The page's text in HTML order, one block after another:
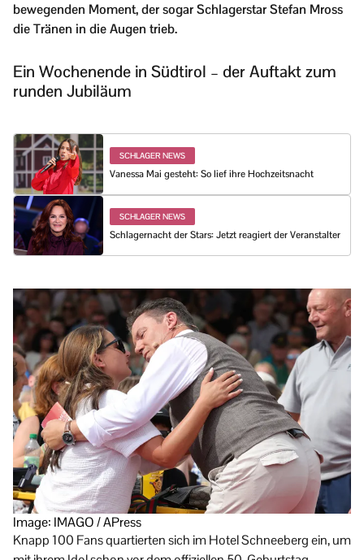
bewegenden Moment, der sogar Schlagerstar Stefan Mross
die Tränen in die Augen trieb.
Ein Wochenende in Südtirol – der Auftakt zum
runden Jubiläum
SCHLAGER NEWS
Vanessa Mai gesteht: So lief ihre Hochzeitsnacht
SCHLAGER NEWS
Schlagernacht der Stars: Jetzt reagiert der Veranstalter
Image: IMAGO / APress
Knapp 100 Fans quartierten sich im Hotel Schneeberg ein, um